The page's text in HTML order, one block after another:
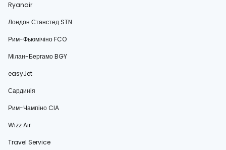
Ryanair
Лондон Станстед STN
Рим-Фьюмічіно FCO
Мілан-Бергамо BGY
easyJet
Сардинія
Рим-Чампіно CIA
Wizz Air
Travel Service